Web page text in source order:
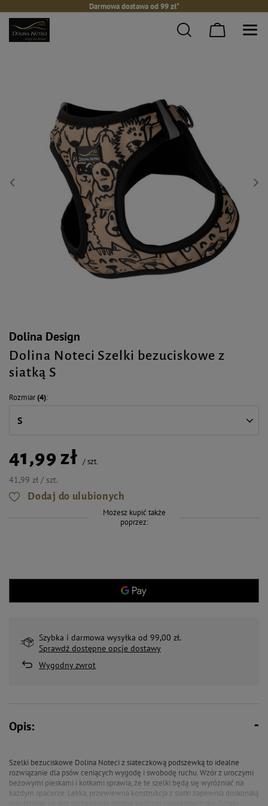
Darmowa dostawa od 99 zł*
Dolina Design
Dolina Noteci Szelki bezuciskowe z
siatką S
Rozmiar(4)
S
41,99 zł /szt.
41,99 zł / szt.
Dodaj do ulubionych
Możesz kupić także
poprzez:
Szybka i darmowa wysyłka od 99,00 zł.
Sprawdź dostępne opcje dostawy
Wygodny zwrot
Opis:
Szelki bezuciskowe Dolina Noteci z siateczkową podszewką to idealne
rozwiązanie dla psów ceniących wygodę i swobodę ruchu. Wzór z uroczymi
beżowymi pieskami i kotkami sprawia, że te szelki będą się wyróżniać na
każdym spacerze. Lekka, przewiewna konstrukcja z siatki zapewnia doskonałą